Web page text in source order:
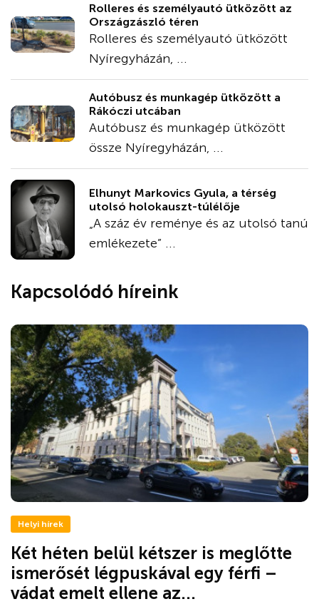
Rolleres és személyautó ütközött az
Országzászló téren
Rolleres és személyautó ütközött
Nyíregyházán, ...
Autóbusz és munkagép ütközött a
Rákóczi utcában
Autóbusz és munkagép ütközött
össze Nyíregyházán, ...
Elhunyt Markovics Gyula, a térség
utolsó holokauszt-túlélője
„A száz év reménye és az utolsó tanú
emlékezete” ...
Kapcsolódó híreink
Helyi hírek
Két héten belül kétszer is meglőtte
ismerősét légpuskával egy férfi –
vádat emelt ellene az...